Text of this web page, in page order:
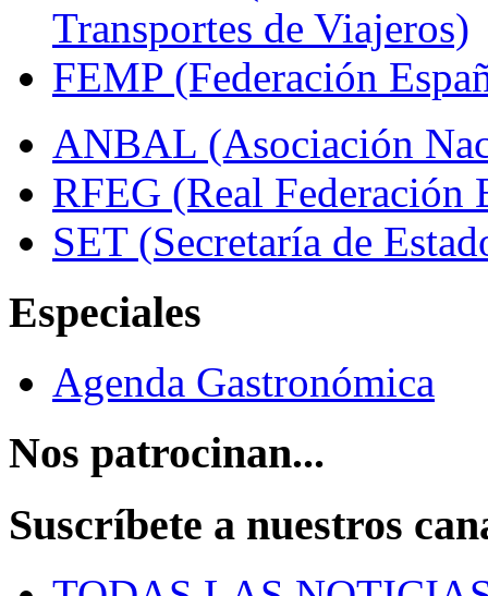
Transportes de Viajeros)
FEMP (Federación
ANBAL (Asociación
RFEG (Real Federación
SET (Secretaría de
Especiales
Agenda Gastronómica
Nos patrocinan...
Suscríbete a nuestros